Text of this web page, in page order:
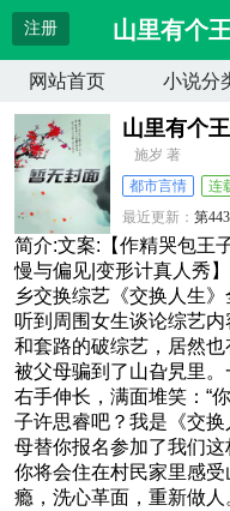
注册 山里有个
网站首页 小说分
山里有个
施岁 著
都市言情
连
最近更新：第
更新时间：
简介:文案:【作精哭包王
慢与偏见|变形计真人秀
乡交换综艺《交换人生
听到周围女生谈论综艺
和套路的破综艺，居然
被父母骗到了山旮旯里。
右手伸长，满面堆笑：“
子许思睿吧？我是《交
母替你报名参加了我们这
你将会住在村民家里感
瘾，洗心革面，重新做